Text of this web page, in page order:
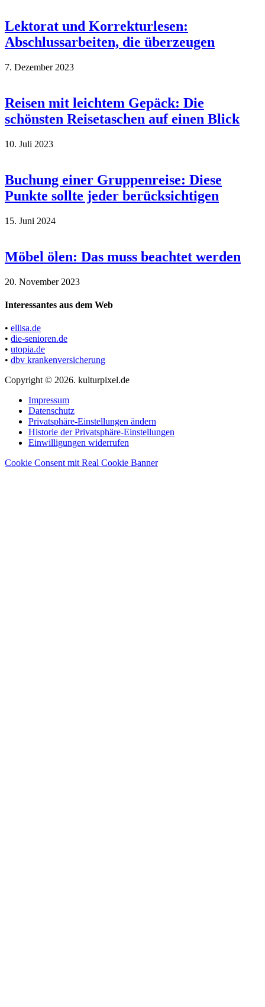
Lektorat und Korrekturlesen:
Abschlussarbeiten, die überzeugen
7. Dezember 2023
Reisen mit leichtem Gepäck: Die
schönsten Reisetaschen auf einen Blick
10. Juli 2023
Buchung einer Gruppenreise: Diese
Punkte sollte jeder berücksichtigen
15. Juni 2024
Möbel ölen: Das muss beachtet werden
20. November 2023
Interessantes aus dem Web
• ellisa.de
• die-senioren.de
• utopia.de
• dbv krankenversicherung
Copyright © 2026. kulturpixel.de
Impressum
Datenschutz
Privatsphäre-Einstellungen ändern
Historie der Privatsphäre-Einstellungen
Einwilligungen widerrufen
Cookie Consent mit Real Cookie Banner